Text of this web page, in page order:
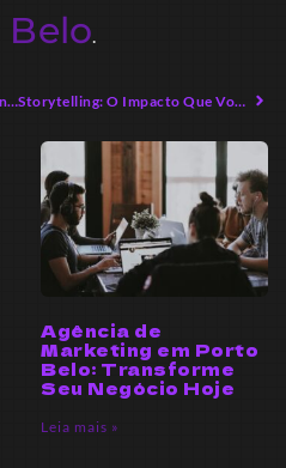
Marketing Digital: Desmistificando Mitos e Potencializando Resultados Storytelling: O Impacto Que Você Ignorou
Agência de
Marketing em Porto
Belo: Transforme
Seu Negócio Hoje
Leia mais »